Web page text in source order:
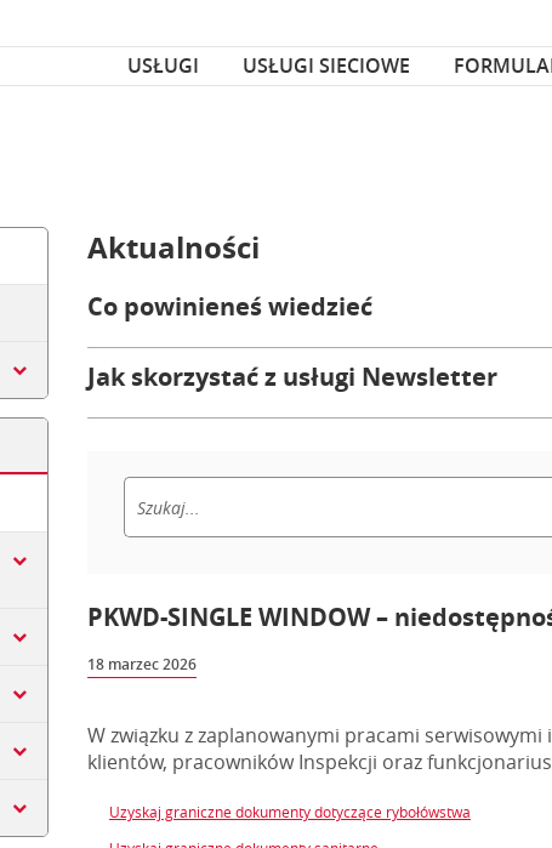
czcionka
USŁUGI
USŁUGI SIECIOWE
Aktualności
Co powinieneś wiedzieć
Jak skorzystać z usługi Newsletter
PKWD-SINGLE WINDOW –
18 marzec 2026
W związku z zaplanowanymi pracami
klientów, pracowników Inspekcji oraz
Uzyskaj graniczne dokumenty dotyczące rybołówstwa